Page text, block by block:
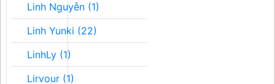
Linh Nguyễn (1)
Linh Yunki (22)
LinhLy (1)
Lirvour (1)